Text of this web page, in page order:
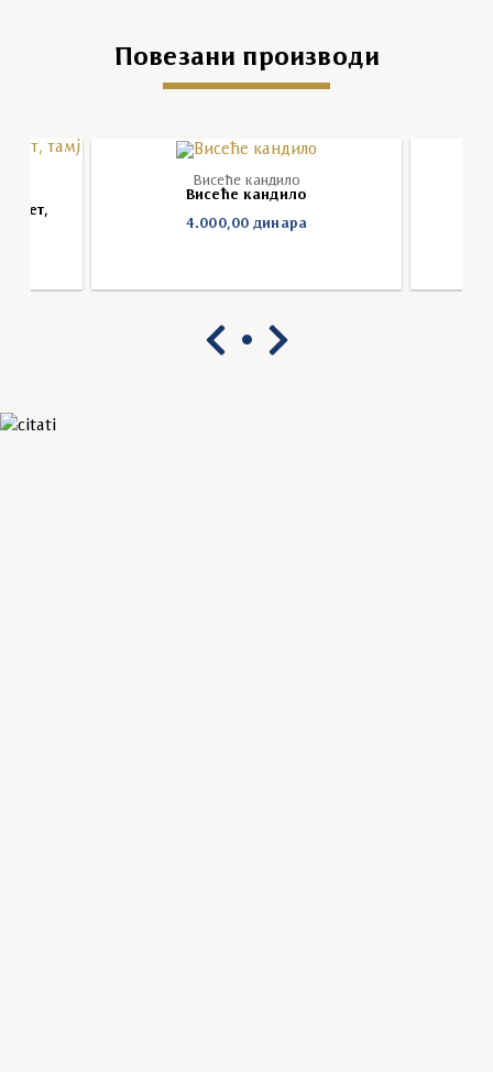
Повезани производи
Висеће кандило
Висеће кандило
4.000,00динара